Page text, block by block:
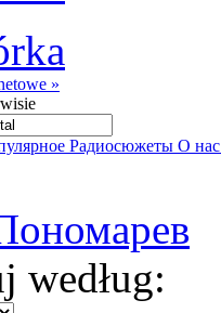
»
Радиосюжеты О нас
według: